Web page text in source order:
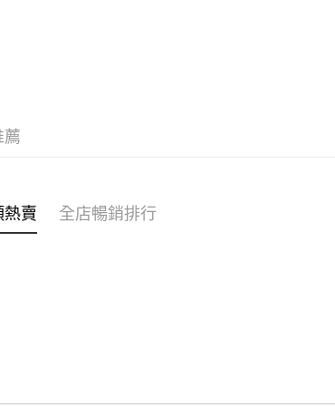
薦
賣 全店暢銷排行